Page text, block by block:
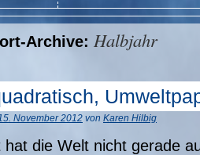
Archive: Halbjahr
November 2012 von Karen Hilbig
hat die Welt nicht gerade